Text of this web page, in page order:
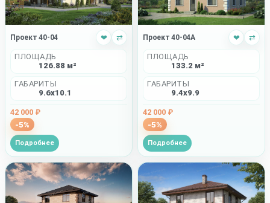
Проект 40-04 ❤ ⇄
ПЛОЩАДЬ
126.88 м²
ГАБАРИТЫ
9.6x10.1
42 000 ₽
-5%
Подробнее
Проект 40-04A ❤ ⇄
ПЛОЩАДЬ
133.2 м²
ГАБАРИТЫ
9.4x9.9
42 000 ₽
-5%
Подробнее